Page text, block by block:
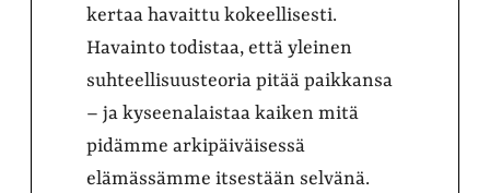
kertaa havaittu kokeellisesti.
Havainto todistaa, että yleinen
suhteellisuusteoria pitää paikkansa
– ja kyseenalaistaa kaiken mitä
pidämme arkipäiväisessä
elämässämme itsestään selvänä.